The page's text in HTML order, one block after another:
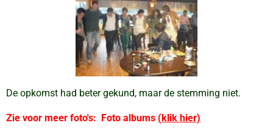
De opkomst had beter gekund, maar de stemming niet.
Zie voor meer foto's: Foto albums (klik hier)